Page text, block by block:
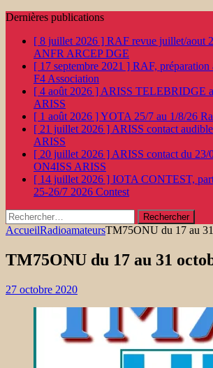
Dernières publications
[ 8 juillet 2026 ] RAF revue juillet/aout
ANFR ARCEP DGE
[ 17 septembre 2021 ] RAF, préparation
F4 Association
[ 4 août 2026 ] ARISS TELEBRIDGE
ARISS
[ 1 août 2026 ]YOTA 25/7 au 1/8/26
[ 21 juillet 2026 ] ARISS contact
ARISS
[ 20 juillet 2026 ] ARISS contact du 23/
ON4ISS ARISS
[ 14 juillet 2026 ] IOTA CONTEST,
25-26/7 2026 Contest
Rechercher :
AccueilRadioamateursTM75ONU du 17 au
TM75ONU du 17 au 31
27 octobre 2020